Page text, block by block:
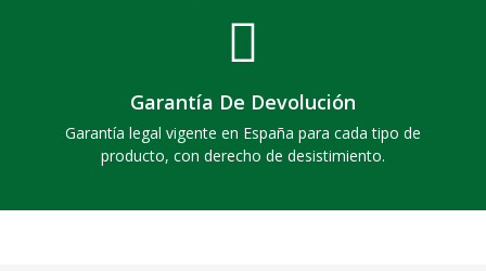
Garantía De Devolución
Garantía legal vigente en España para cada tipo de
producto, con derecho de desistimiento.